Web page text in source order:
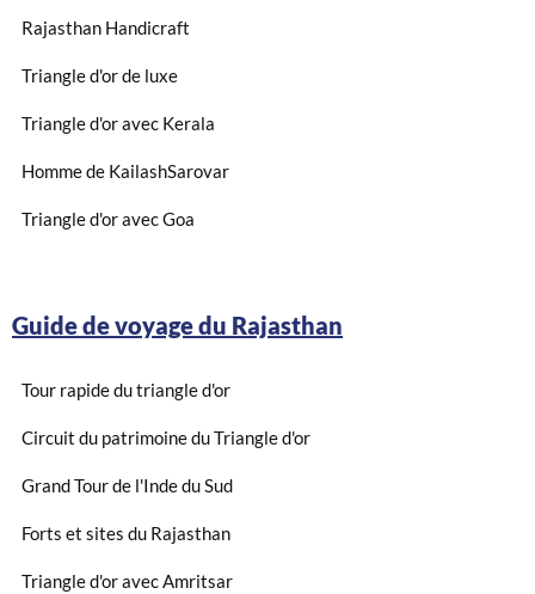
Rajasthan Handicraft
Triangle d'or de luxe
Triangle d'or avec Kerala
Homme de KailashSarovar
Triangle d'or avec Goa
Guide de voyage du Rajasthan
Tour rapide du triangle d'or
Circuit du patrimoine du Triangle d'or
Grand Tour de l'Inde du Sud
Forts et sites du Rajasthan
Triangle d'or avec Amritsar